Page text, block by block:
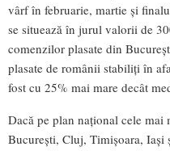
vârf în februarie, martie și
se situează în jurul valorii de
comenzilor plasate din
plasate de românii stabiliți în
fost cu 25% mai mare decât
Dacă pe plan național cele
București, Cluj, Timișoara, Iași